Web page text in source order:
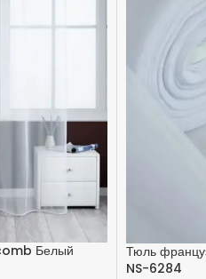
Белый
Тюль
NS-6284